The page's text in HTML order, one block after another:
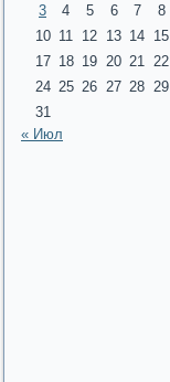
3
4 5 6 7 8
10 11 12 13 14 15
17 18 19 20 21 22
24 25 26 27 28 29
31
« Июл